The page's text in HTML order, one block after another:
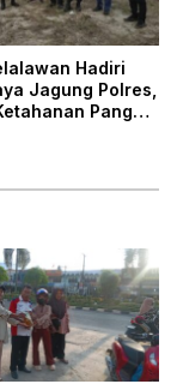
Hadiri
Jagung Polres,
Pangan